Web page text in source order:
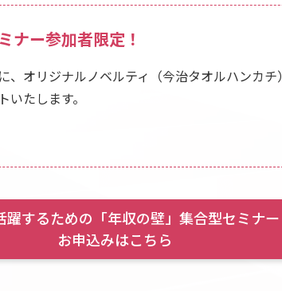
ナー参加者限定！
、オリジナルノベルティ（今治タオルハンカチ）
いたします。
躍するための 「年収の壁」集合型セミナー
お申込みはこちら